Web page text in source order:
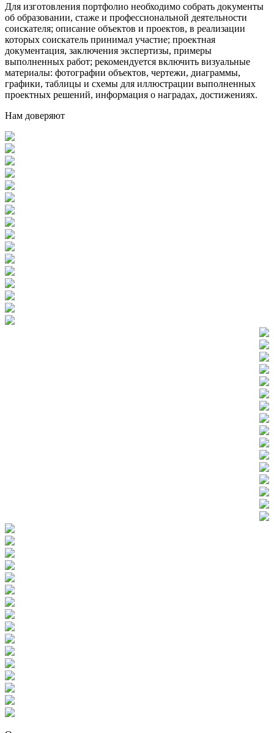
Для изготовления портфолио необходимо собрать документы
об образовании, стаже и профессиональной деятельности
соискателя; описание объектов и проектов, в реализации
которых соискатель принимал участие; проектная
документация, заключения экспертизы, примеры
выполненных работ; рекомендуется включить визуальные
материалы: фотографии объектов, чертежи, диаграммы,
графики, таблицы и схемы для иллюстрации выполненных
проектных решений, информация о наградах, достижениях.
Нам доверяют